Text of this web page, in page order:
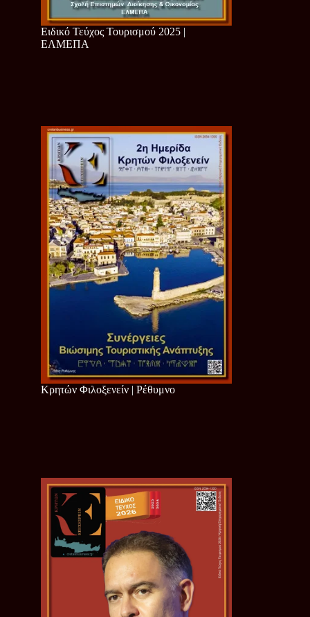
Ειδικό Τεύχος Τουρισμού 2025 |
ΕΛΜΕΠΑ
Κρητών Φιλοξενείν | Ρέθυμνο